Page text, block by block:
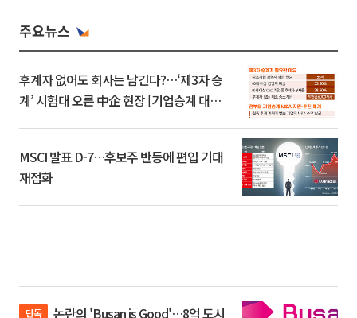
주요뉴스
후계자 없어도 회사는 남긴다?…‘제3자 승
계’ 시험대 오른 中企 현장 [기업승계 대전
MSCI 발표 D-7…후보주 반등에 편입 기대
재점화
단독